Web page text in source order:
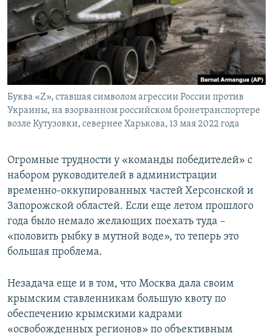
Буква «Z», ставшая символом агрессии России против
Украины, на взорванном российском бронетранспортере
возле Кутузовки, севернее Харькова, 13 мая 2022 года
Огромные трудности у «команды победителей» с
набором руководителей в администрации
временно-оккупированных частей Херсонской и
Запорожской областей. Если еще летом прошлого
года было немало желающих поехать туда –
«половить рыбку в мутной воде», то теперь это
большая проблема.
Незадача еще и в том, что Москва дала своим
крымским ставленникам большую квоту по
обеспечению крымскими кадрами
«освобожденных регионов» по объективным